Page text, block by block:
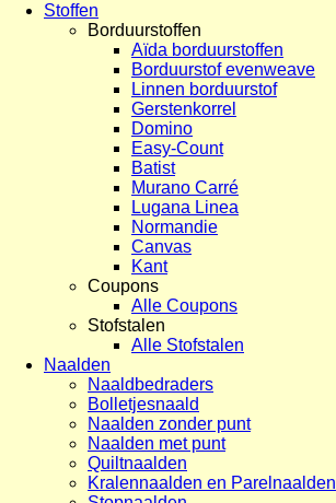
Stoffen
Borduurstoffen
Aïda borduurstoffen
Borduurstof evenweave
Linnen borduurstof
Gerstenkorrel
Domino
Easy-Count
Batist
Murano Carré
Lugana Linea
Normandie
Canvas
Kant
Coupons
Alle Coupons
Stofstalen
Alle Stofstalen
Naalden
Naaldbedraders
Bolletjesnaald
Naalden zonder punt
Naalden met punt
Quiltnaalden
Kralennaalden en Parelnaalden